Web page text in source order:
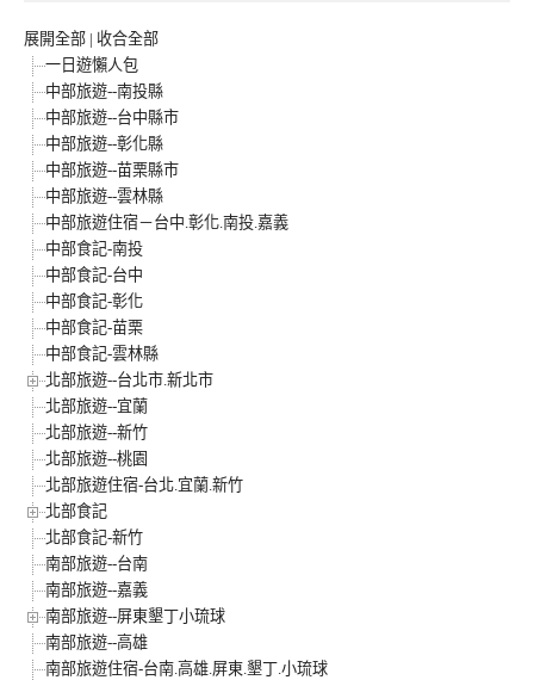
展開全部 | 收合全部
一日遊懶人包
中部旅遊--南投縣
中部旅遊--台中縣市
中部旅遊--彰化縣
中部旅遊--苗栗縣市
中部旅遊--雲林縣
中部旅遊住宿－台中.彰化.南投.嘉義
中部食記-南投
中部食記-台中
中部食記-彰化
中部食記-苗栗
中部食記-雲林縣
北部旅遊--台北市.新北市
北部旅遊--宜蘭
北部旅遊--新竹
北部旅遊--桃園
北部旅遊住宿-台北.宜蘭.新竹
北部食記
北部食記-新竹
南部旅遊--台南
南部旅遊--嘉義
南部旅遊--屏東墾丁小琉球
南部旅遊--高雄
南部旅遊住宿-台南.高雄.屏東.墾丁.小琉球